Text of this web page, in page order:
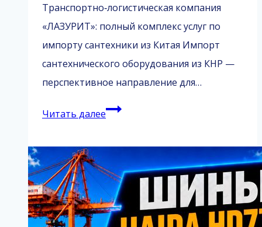
Транспортно‑логистическая компания
«ЛАЗУРИТ»: полный комплекс услуг по
импорту сантехники из Китая Импорт
сантехнического оборудования из КНР —
перспективное направление для…
Читать далееИмпорт
из
Китая